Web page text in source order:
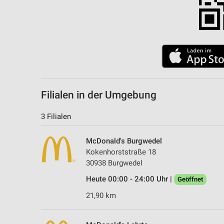
Filialen in der Umgebung
3 Filialen
McDonald's Burgwedel
Kokenhorststraße 18
30938 Burgwedel
Heute 00:00 - 24:00 Uhr |
Geöffnet
21,90 km